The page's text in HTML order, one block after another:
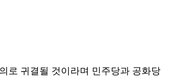
로 귀결될 것이라며 민주당과 공화당